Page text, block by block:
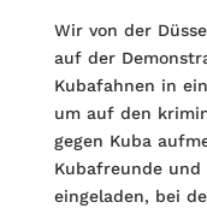
Wir von der
auf der
Kubafahnen in
um auf den
gegen Kuba
Kubafreunde
eingeladen, bei